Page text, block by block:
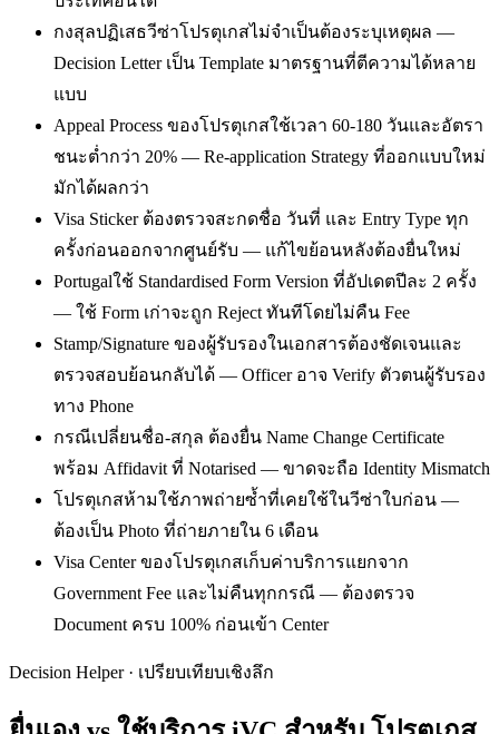
กงสุลปฏิเสธวีซ่าโปรตุเกสไม่จำเป็นต้องระบุเหตุผล —
Decision Letter เป็น Template มาตรฐานที่ตีความได้หลาย
แบบ
Appeal Process ของโปรตุเกสใช้เวลา 60-180 วันและอัตรา
ชนะต่ำกว่า 20% — Re-application Strategy ที่ออกแบบใหม่
มักได้ผลกว่า
Visa Sticker ต้องตรวจสะกดชื่อ วันที่ และ Entry Type ทุก
ครั้งก่อนออกจากศูนย์รับ — แก้ไขย้อนหลังต้องยื่นใหม่
Portugalใช้ Standardised Form Version ที่อัปเดตปีละ 2 ครั้ง
— ใช้ Form เก่าจะถูก Reject ทันทีโดยไม่คืน Fee
Stamp/Signature ของผู้รับรองในเอกสารต้องชัดเจนและ
ตรวจสอบย้อนกลับได้ — Officer อาจ Verify ตัวตนผู้รับรอง
ทาง Phone
กรณีเปลี่ยนชื่อ-สกุล ต้องยื่น Name Change Certificate
พร้อม Affidavit ที่ Notarised — ขาดจะถือ Identity Mismatch
โปรตุเกสห้ามใช้ภาพถ่ายซ้ำที่เคยใช้ในวีซ่าใบก่อน —
ต้องเป็น Photo ที่ถ่ายภายใน 6 เดือน
Visa Center ของโปรตุเกสเก็บค่าบริการแยกจาก
Government Fee และไม่คืนทุกกรณี — ต้องตรวจ
Document ครบ 100% ก่อนเข้า Center
Decision Helper · เปรียบเทียบเชิงลึก